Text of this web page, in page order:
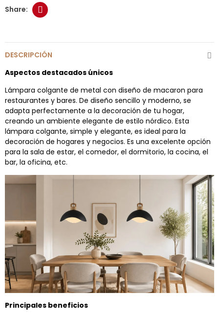
DESCRIPCIÓN
Aspectos destacados únicos
Lámpara colgante de metal con diseño de macaron para
restaurantes y bares. De diseño sencillo y moderno, se
adapta perfectamente a la decoración de tu hogar,
creando un ambiente elegante de estilo nórdico. Esta
lámpara colgante, simple y elegante, es ideal para la
decoración de hogares y negocios. Es una excelente opción
para la sala de estar, el comedor, el dormitorio, la cocina, el
bar, la oficina, etc.
Principales beneficios